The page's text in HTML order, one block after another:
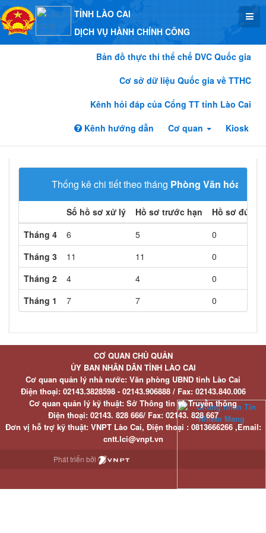
TỈNH LÀO CAI
DỊCH VỤ HÀNH CHÍNH CÔNG
Bản đồ thực thi thể chế DVC Quốc gia
Cơ sở dữ liệu Quốc gia về TTHC
Kênh hỏi đáp của Cổng TT tỉnh Lào Cai
Kênh hướng dẫn
Cơ quan Kiosk
Thống kê chi tiết theo tháng Phòng Văn hóa xã
Số hồ sơ xử lý Hồ sơ trước hạn
Hồ sơ đúng
Tháng 4
6 5
0
Tháng 3
11 11
0
Tháng 2
4 4
0
Tháng 1
7 7 0
CƠ QUAN CHỦ QUẢN
ỦY BAN NHÂN DÂN TỈNH LÀO CAI
Cơ quan quản lý nhà nước: Văn phòng UBND tỉnh Lào Cai
Điện thoại:02143.3828598 - 02143.906888 / Fax:02143.840.006
Cơ quan quản lý kỹ thuật: Sở Thông tin và Truyền thông
Điện thoại:02143. 828 666/ Fax:02143. 828 667
Đơn vị hỗ trợ kỹ thuật: VNPT Lào Cai, Điện thoại : 0813666266 ,Email:
cntt.lci@vnpt.vn
Phát triển bởi